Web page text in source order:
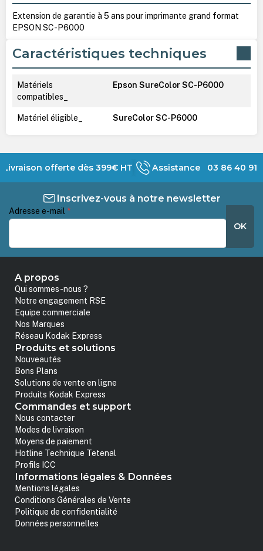
Extension de garantie à 5 ans pour imprimante grand format
EPSON SC-P6000
Caractéristiques techniques
Matériels
compatibles_
Epson SureColor SC-P6000
Matériel éligible_ SureColor SC-P6000
Livraison offerte dès 399€ HT Assistance 03 86 40 91
Inscrivez-vous à notre newsletter
Adresse e-mail *
OK
A propos
Qui sommes-nous ?
Notre engagement RSE
Equipe commerciale
Nos Marques
Réseau Kodak Express
Produits et solutions
Nouveautés
Bons Plans
Solutions de vente en ligne
Produits Kodak Express
Commandes et support
Nous contacter
Modes de livraison
Moyens de paiement
Hotline Technique Tetenal
Profils ICC
Informations légales & Données
Mentions légales
Conditions Générales de Vente
Politique de confidentialité
Données personnelles